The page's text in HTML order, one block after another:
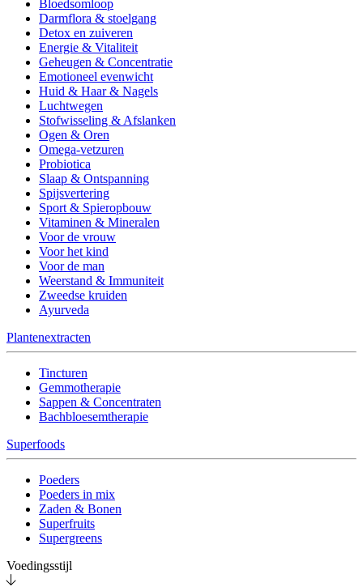
Bloedsomloop
Darmflora & stoelgang
Detox en zuiveren
Energie & Vitaliteit
Geheugen & Concentratie
Emotioneel evenwicht
Huid & Haar & Nagels
Luchtwegen
Stofwisseling & Afslanken
Ogen & Oren
Omega-vetzuren
Probiotica
Slaap & Ontspanning
Spijsvertering
Sport & Spieropbouw
Vitaminen & Mineralen
Voor de vrouw
Voor het kind
Voor de man
Weerstand & Immuniteit
Zweedse kruiden
Ayurveda
Plantenextracten
Tincturen
Gemmotherapie
Sappen & Concentraten
Bachbloesemtherapie
Superfoods
Poeders
Poeders in mix
Zaden & Bonen
Superfruits
Supergreens
Voedingsstijl